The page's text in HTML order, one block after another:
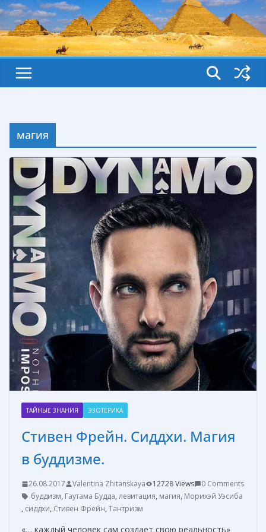
магия
ТАЙНЫЕ ЗНАНИЯ ЭЗОТЕРИКА
Стивен Фрейн. Сиддхи. Магия
в буддизме.
26.08.2017 Valentina Zhitanskaya 12728 Views
0 Comments
буддизм, Гаутама Будда, левитация, магия, Морихэй Уэсиба
, сиддхи, Стивен Фрейн, Тантризм
«… каждый человек сам создает свою реальность»